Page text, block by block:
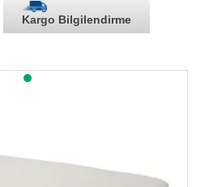
Kargo Bilgilendirme